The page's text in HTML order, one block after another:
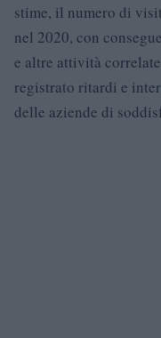
stime, il numero di
nel 2020, con
e altre attività
registrato ritardi e
delle aziende di